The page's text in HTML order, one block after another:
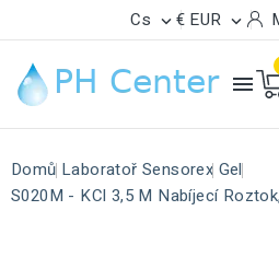
Cs  € EUR 

Domů Laboratoř Sensorex Gel
S020M - KCl 3,5 M Nabíjecí